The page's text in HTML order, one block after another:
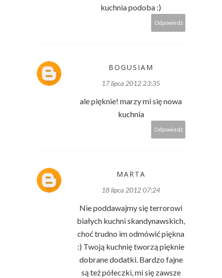
kuchnia podoba :)
Odpowiedz
BOGUSIAM
17 lipca 2012 23:35
ale pięknie! marzy mi się nowa
kuchnia
Odpowiedz
MARTA
18 lipca 2012 07:24
Nie poddawajmy się terrorowi
białych kuchni skandynawskich,
choć trudno im odmówić piękna
:) Twoją kuchnię tworzą pięknie
dobrane dodatki. Bardzo fajne
są też półeczki, mi się zawsze